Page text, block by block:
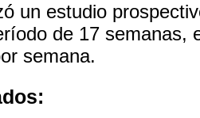
un estudio
de 17 semanas,
semana.